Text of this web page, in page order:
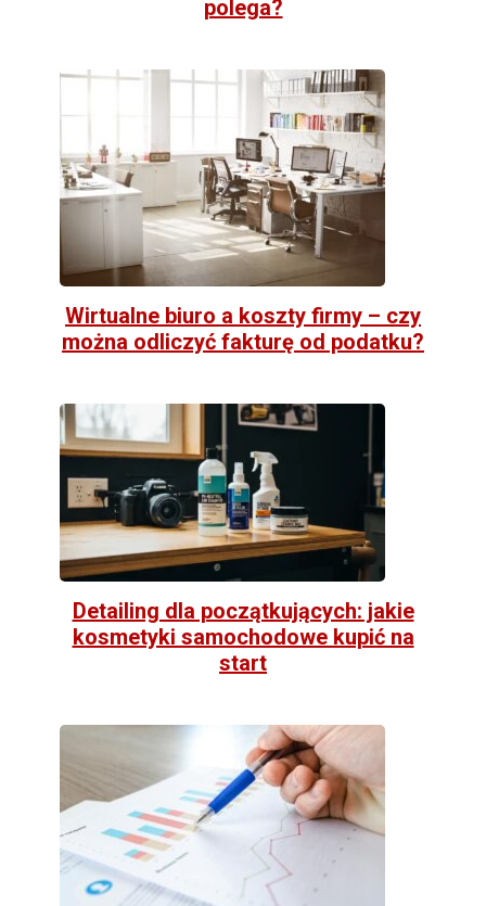
polega?
Wirtualne biuro a koszty firmy – czy
można odliczyć fakturę od podatku?
Detailing dla początkujących: jakie
kosmetyki samochodowe kupić na
start